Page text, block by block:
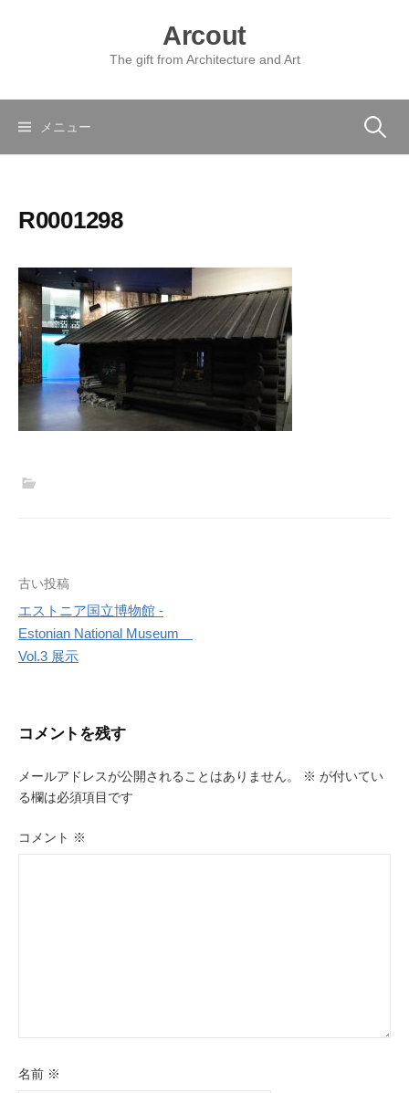
ツ
Arcout
The gift from Architecture and Art
メニュー 検
R0001298
投
稿
ナ
シ
ン
古い投稿
エストニア国立博物館 -
Estonian National Museum
Vol.3 展示
コメントを残す
メールアドレスが公開されることはありません。 ※ が付いてい
る欄は必須項目です
コメント ※
名前 ※